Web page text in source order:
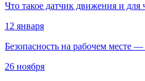
Что такое датчик движения и для
12 января
Безопасность на рабочем месте —
26 ноября